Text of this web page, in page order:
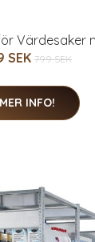
Värdesaker
SEK 799 SEK
MER INFO!